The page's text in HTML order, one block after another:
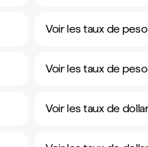
Voir les taux de
Voir les taux de
Voir les taux de